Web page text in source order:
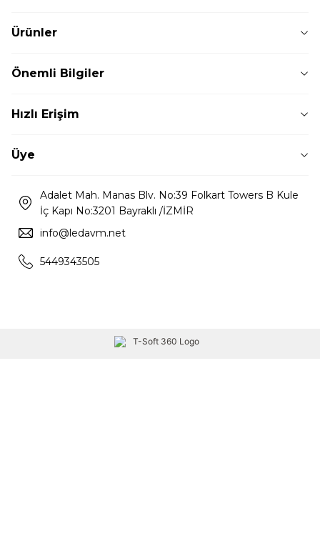
Ürünler
Önemli Bilgiler
Hızlı Erişim
Üye
Adalet Mah. Manas Blv. No:39 Folkart Towers B Kule
İç Kapı No:3201 Bayraklı /İZMİR
info@ledavm.net
5449343505